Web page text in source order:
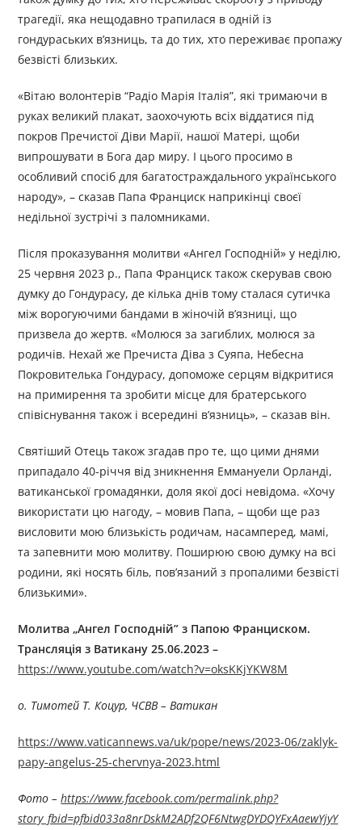
трагедії, яка нещодавно трапилася в одній із
гондураських в’язниць, та до тих, хто переживає пропажу
безвісті близьких.
«Вітаю волонтерів “Радіо Марія Італія”, які тримаючи в
руках великий плакат, заохочують всіх віддатися під
покров Пречистої Діви Марії, нашої Матері, щоби
випрошувати в Бога дар миру. І цього просимо в
особливий спосіб для багатостраждального українського
народу», – сказав Папа Франциск наприкінці своєї
недільної зустрічі з паломниками.
Після проказування молитви «Ангел Господній» у неділю,
25 червня 2023 р., Папа Франциск також скерував свою
думку до Гондурасу, де кілька днів тому сталася сутичка
між ворогуючими бандами в жіночій в’язниці, що
призвела до жертв. «Молюся за загиблих, молюся за
родичів. Нехай же Пречиста Діва з Суяпа, Небесна
Покровителька Гондурасу, допоможе серцям відкритися
на примирення та зробити місце для братерського
співіснування також і всередині в’язниць», – сказав він.
Святіший Отець також згадав про те, що цими днями
припадало 40-річчя від зникнення Еммануели Орланді,
ватиканської громадянки, доля якої досі невідома. «Хочу
використати цю нагоду, – мовив Папа, – щоби ще раз
висловити мою близькість родичам, насамперед, мамі,
та запевнити мою молитву. Поширюю свою думку на всі
родини, які носять біль, пов’язаний з пропалими безвісті
близькими».
Молитва „Ангел Господній” з Папою Франциском.
Трансляція з Ватикану 25.06.2023 –
https://www.youtube.com/watch?v=oksKKjYKW8M
о. Тимотей Т. Коцур, ЧСВВ – Ватикан
https://www.vaticannews.va/uk/pope/news/2023-06/zaklyk-
papy-angelus-25-chervnya-2023.html
Фото –https://www.facebook.com/permalink.php?
story_fbid=pfbid033a8nrDskM2ADf2QF6NtwgDYDQYFxAaewYjyY